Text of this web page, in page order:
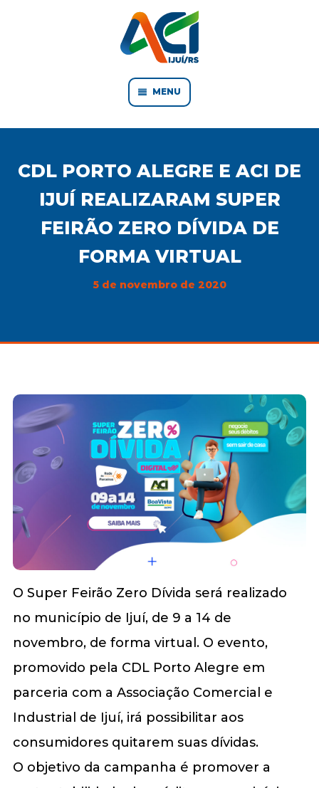
MENU
CDL PORTO ALEGRE E ACI DE
IJUÍ REALIZARAM SUPER
FEIRÃO ZERO DÍVIDA DE
FORMA VIRTUAL
5 de novembro de 2020
O Super Feirão Zero Dívida será realizado
no município de Ijuí, de 9 a 14 de
novembro, de forma virtual. O evento,
promovido pela CDL Porto Alegre em
parceria com a Associação Comercial e
Industrial de Ijuí, irá possibilitar aos
consumidores quitarem suas dívidas.
O objetivo da campanha é promover a